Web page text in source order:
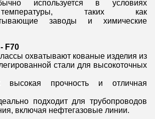
используется в условиях
таких как
заводы и химические
F70
охватывают кованые изделия из
стали для высокоточных
высокая прочность и отличная
подходит для трубопроводов
включая нефтегазовые линии.